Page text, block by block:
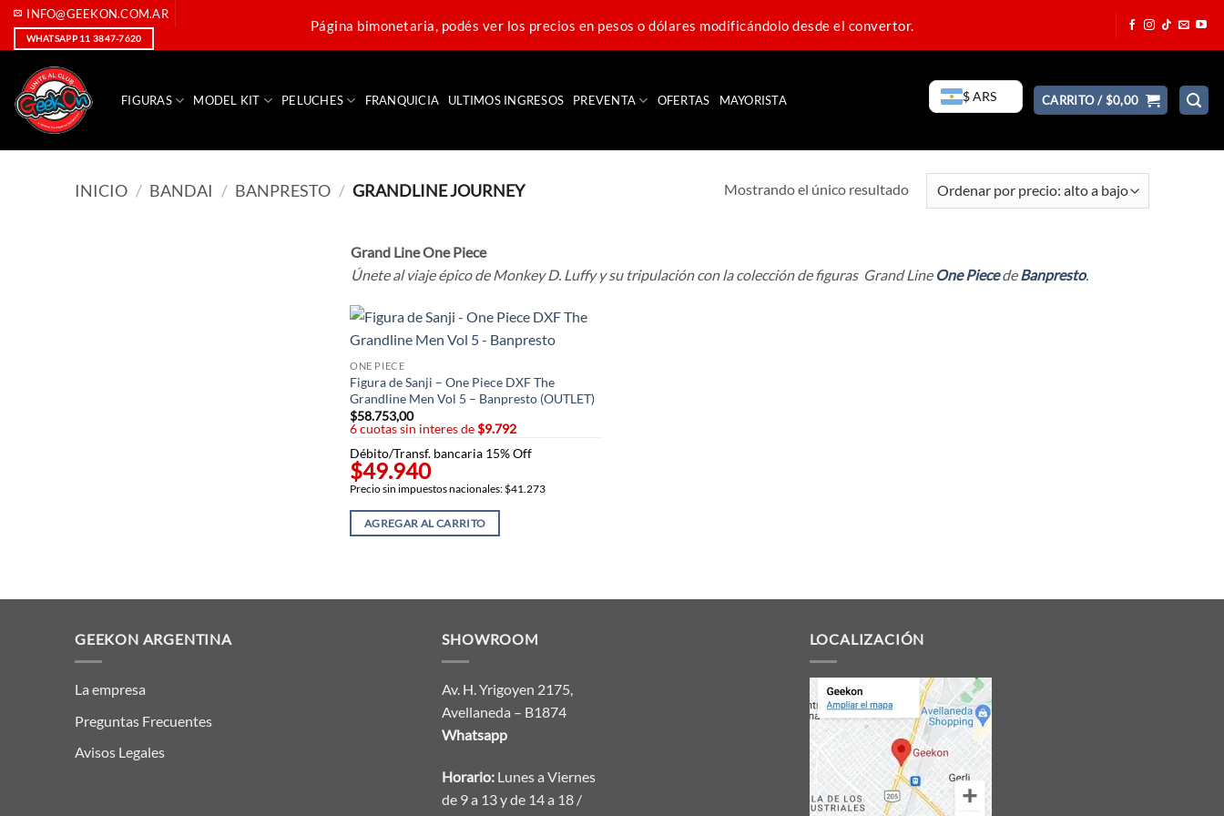
SaltarINFO@GEEKON.COM.AR
WHATSAPP 11 3847-7620
Página bimonetaria, podés ver los precios en pesos o dólares modificándolo desde el convertor.
FIGURAS MODEL KIT PELUCHES FRANQUICIA ULTIMOS INGRESOS PREVENTA OFERTAS MAYORISTA $ ARS CARRITO /$0,00
INICIO / BANDAI / BANPRESTO / GRANDLINE JOURNEY Mostrando el único resultado
Grand Line One Piece
Únete al viaje épico de Monkey D. Luffy y su tripulación con la colección de figuras Grand Line One PiecedeBanpresto.
ONE PIECE
Figura de Sanji – One Piece DXF The
Grandline Men Vol 5 – Banpresto (OUTLET)
$58.753,00
6 cuotas sin interes de$9.792
Débito/Transf. bancaria 15% Off
$49.940
Precio sin impuestos nacionales: $41.273
AGREGAR AL CARRITO
GEEKON ARGENTINA
La empresa
Preguntas Frecuentes
Avisos Legales
SHOWROOM
Av. H. Yrigoyen 2175,
Avellaneda – B1874
Whatsapp
Horario: Lunes a Viernes
de 9 a 13 y de 14 a 18 /
LOCALIZACIÓN